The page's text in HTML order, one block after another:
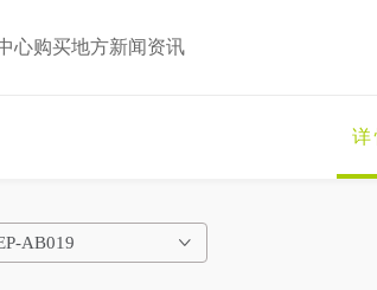
心购买地方新闻资讯
详
AB019